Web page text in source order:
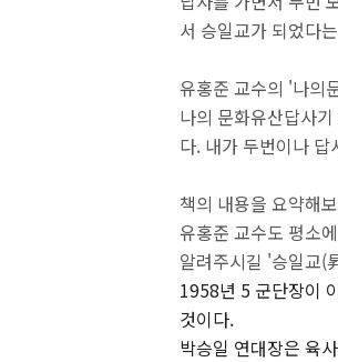
서 승일교가 되었다
유홍준 교수의 '나의
나의 문화유산답사
다. 내가 두번이나
책의 내용을 요약해
유홍준 교수도 평소
알려주시길 '승일교(
1958년 5 군단장이
것이다.
박승일 연대장은 육